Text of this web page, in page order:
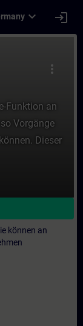
expand_more login
more_vert
Funktion an
Vorgänge
Dieser
können an